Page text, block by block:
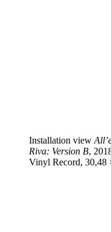
Installation view
Riva: Version B,
Vinyl Record, 30,48